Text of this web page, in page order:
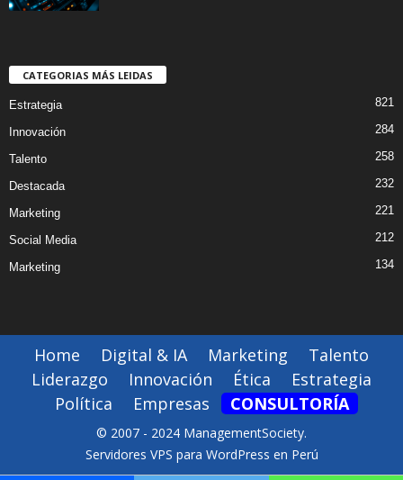
CATEGORIAS MÁS LEIDAS
Estrategia 821
Innovación 284
Talento 258
Destacada 232
Marketing 221
Social Media 212
Marketing 134
Home Digital & IA Marketing
Talento
Liderazgo
Innovación Ética
Estrategia
Política
Empresas CONSULTORÍA
© 2007 - 2024 ManagementSociety.
Servidores VPS para WordPress en Perú